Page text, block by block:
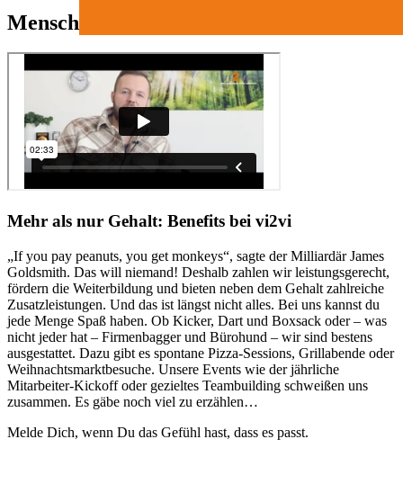
Menschen bei vi2vi
Mehr als nur Gehalt: Benefits bei vi2vi
„If you pay peanuts, you get monkeys“, sagte der Milliardär James
Goldsmith. Das will niemand! Deshalb zahlen wir leistungsgerecht,
fördern die Weiterbildung und bieten neben dem Gehalt zahlreiche
Zusatzleistungen. Und das ist längst nicht alles. Bei uns kannst du
jede Menge Spaß haben. Ob Kicker, Dart und Boxsack oder – was
nicht jeder hat – Firmenbagger und Bürohund – wir sind bestens
ausgestattet. Dazu gibt es spontane Pizza-Sessions, Grillabende oder
Weihnachtsmarktbesuche. Unsere Events wie der jährliche
Mitarbeiter-Kickoff oder gezieltes Teambuilding schweißen uns
zusammen. Es gäbe noch viel zu erzählen…
Melde Dich, wenn Du das Gefühl hast, dass es passt.